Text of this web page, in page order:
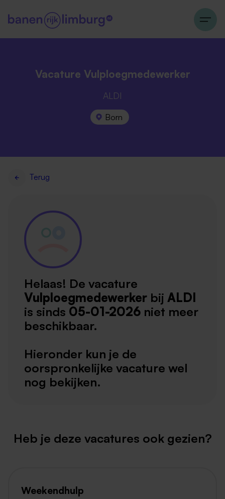
Vacature Vulploegmedewerker
ALDI
Born
Terug
Helaas! De vacature
Vulploegmedewerker bij ALDI
is sinds 05-01-2026 niet meer
beschikbaar.
Hieronder kun je de
oorspronkelijke vacature wel
nog bekijken.
Heb je deze vacatures ook gezien?
Weekendhulp